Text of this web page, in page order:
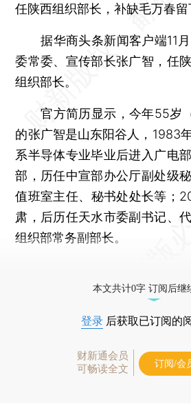
任陕西组织部长，补缺毛万春留
据华商头条新闻客户端11月
委常委、宣传部长张广智，任
组织部长。
官方简历显示，今年55岁（
的张广智是山东阳谷人，1983
系半导体专业毕业后进入广电
部，历任中宣部办公厅副处级
值班室主任、秘书处处长等；
肃，后历任天水市委副书记、
组织部常务副部长。
本文共计0字 订阅后继
登录 后获取已订阅的
财新通会员
可畅读全文
订阅/会